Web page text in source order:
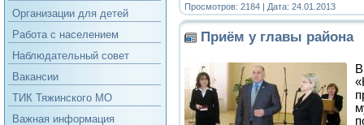
Организации для детей
Работа с населением
Наблюдательный совет
Вакансии
ТИК Тяжинского МО
Важная информация
Просмотров: 2184 | Дата: 24.01.2013
Приём у главы района